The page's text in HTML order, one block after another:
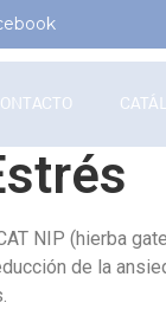
NIP (hierba
de la